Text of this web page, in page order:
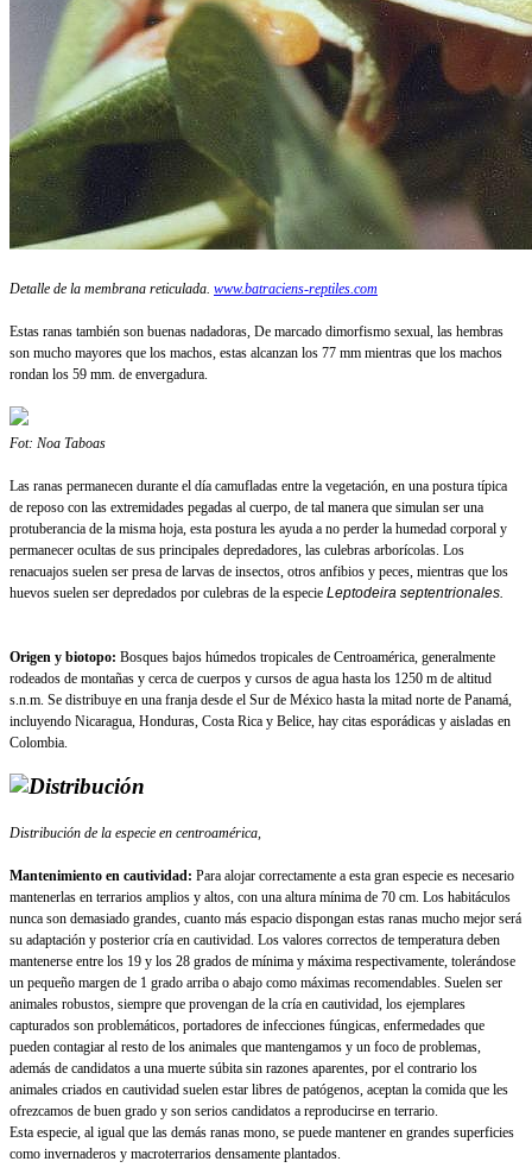
Detalle de la membrana reticulada. www.batraciens-reptiles.com
Estas ranas también son buenas nadadoras, De marcado dimorfismo sexual, las hembras
son mucho mayores que los machos, estas alcanzan los 77 mm mientras que los machos
rondan los 59 mm. de envergadura.
Fot: Noa Taboas
Las ranas permanecen durante el día camufladas entre la vegetación, en una postura típica
de reposo con las extremidades pegadas al cuerpo, de tal manera que simulan ser una
protuberancia de la misma hoja, esta postura les ayuda a no perder la humedad corporal y
permanecer ocultas de sus principales depredadores, las culebras arborícolas. Los
renacuajos suelen ser presa de larvas de insectos, otros anfibios y peces, mientras que los
huevos suelen ser depredados por culebras de la especie Leptodeira septentrionales.
Origen y biotopo: Bosques bajos húmedos tropicales de Centroamérica, generalmente
rodeados de montañas y cerca de cuerpos y cursos de agua hasta los 1250 m de altitud
s.n.m. Se distribuye en una franja desde el Sur de México hasta la mitad norte de Panamá,
incluyendo Nicaragua, Honduras, Costa Rica y Belice, hay citas esporádicas y aisladas en
Colombia.
Distribución de la especie en centroamérica,
Mantenimiento en cautividad: Para alojar correctamente a esta gran especie es necesario
mantenerlas en terrarios amplios y altos, con una altura mínima de 70 cm. Los habitáculos
nunca son demasiado grandes, cuanto más espacio dispongan estas ranas mucho mejor será
su adaptación y posterior cría en cautividad. Los valores correctos de temperatura deben
mantenerse entre los 19 y los 28 grados de mínima y máxima respectivamente, tolerándose
un pequeño margen de 1 grado arriba o abajo como máximas recomendables. Suelen ser
animales robustos, siempre que provengan de la cría en cautividad, los ejemplares
capturados son problemáticos, portadores de infecciones fúngicas, enfermedades que
pueden contagiar al resto de los animales que mantengamos y un foco de problemas,
además de candidatos a una muerte súbita sin razones aparentes, por el contrario los
animales criados en cautividad suelen estar libres de patógenos, aceptan la comida que les
ofrezcamos de buen grado y son serios candidatos a reproducirse en terrario.
Esta especie, al igual que las demás ranas mono, se puede mantener en grandes superficies
como invernaderos y macroterrarios densamente plantados.